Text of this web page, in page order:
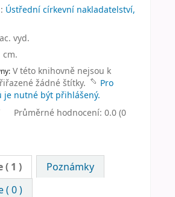
Ústřední církevní nakladatelství,
vyd.
cm.
V této knihovně nejsou k
žádné štítky.
Pro
je nutné být přihlášený.
Průměrné hodnocení: 0.0 (0
( 1 )
Poznámky
( 0 )